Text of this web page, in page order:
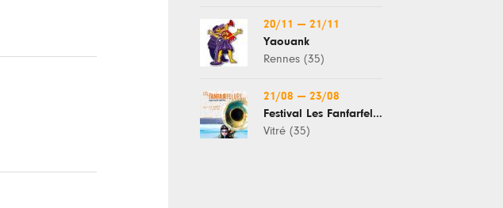
20/11 — 21/11
Yaouank
Rennes (35)
21/08 — 23/08
Festival Les Fanfarfelues
Vitré (35)